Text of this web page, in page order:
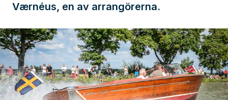
Værnéus, en av arrangörerna.